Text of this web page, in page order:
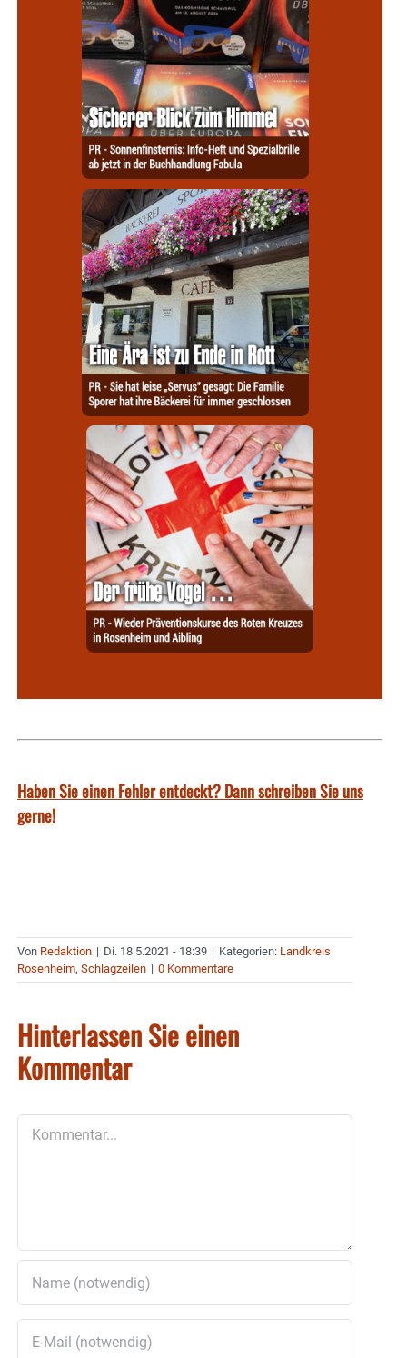
Haben Sie einen Fehler entdeckt? Dann schreiben Sie uns
gerne!
Von Redaktion | Di. 18.5.2021 - 18:39 | Kategorien: Landkreis
Rosenheim, Schlagzeilen | 0 Kommentare
Hinterlassen Sie einen
Kommentar